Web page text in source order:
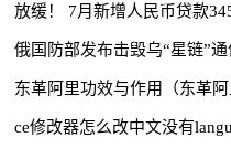
放缓！ 7月新增人民币贷款
俄国防部发布击毁乌“星链”
东革阿里功效与作用（东革阿
ce修改器怎么改中文没有